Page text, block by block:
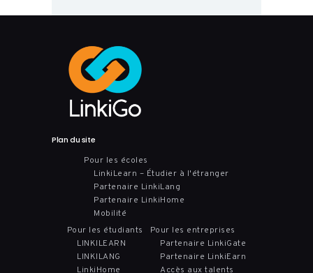
Plan du site
Pour les écoles
LinkiLearn – Étudier à l'étranger
Partenaire LinkiLang
Partenaire LinkiHome
Mobilité
Pour les étudiants
LINKILEARN
LINKILANG
LinkiHome
Pour les entreprises
Partenaire LinkiGate
Partenaire LinkiEarn
Accès aux talents